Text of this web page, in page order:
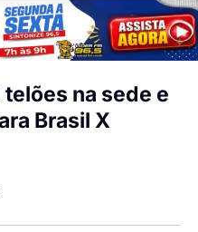
telões na sede e
Brasil X